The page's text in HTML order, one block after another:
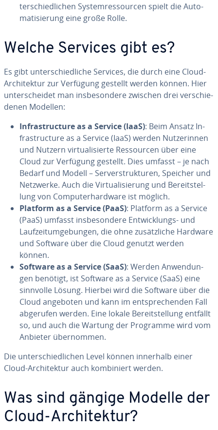
ter­schied­li­chen Sys­tem­res­sour­cen spielt die Au­to­
ma­ti­sie­rung eine große Rolle.
Welche Services gibt es?
Es gibt un­ter­schied­li­che Services, die durch eine Cloud-
Ar­chi­tek­tur zur Verfügung gestellt werden können. Hier
un­ter­schei­det man ins­be­son­de­re zwischen drei ver­schie­
de­nen Modellen:
In­fra­struc­tu­re as a Service (IaaS): Beim Ansatz In­
fra­struc­tu­re as a Service (IaaS) werden Nut­ze­rin­nen
und Nutzern vir­tua­li­sier­te Res­sour­cen über eine
Cloud zur Verfügung gestellt. Dies umfasst – je nach
Bedarf und Modell – Ser­ver­struk­tu­ren, Speicher und
Netzwerke. Auch die Vir­tua­li­sie­rung und Be­reit­stel­
lung von Com­pu­ter­hard­ware ist möglich.
Platform as a Service (PaaS): Platform as a Service
(PaaS) umfasst ins­be­son­de­re Ent­wick­lungs- und
Lauf­zeit­um­ge­bun­gen, die ohne zu­sätz­li­che Hardware
und Software über die Cloud genutzt werden
können.
Software as a Service (SaaS): Werden An­wen­dun­
gen benötigt, ist Software as a Service (SaaS) eine
sinnvolle Lösung. Hierbei wird die Software über die
Cloud angeboten und kann im ent­spre­chen­den Fall
abgerufen werden. Eine lokale Be­reit­stel­lung entfällt
so, und auch die Wartung der Programme wird vom
Anbieter über­nom­men.
Die un­ter­schied­li­chen Level können innerhalb einer
Cloud-Ar­chi­tek­tur auch kom­bi­niert werden.
Was sind gängige Modelle der
Cloud-Ar­chi­tek­tur?